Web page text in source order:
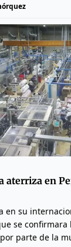
aterriza en
en su
se
parte de la